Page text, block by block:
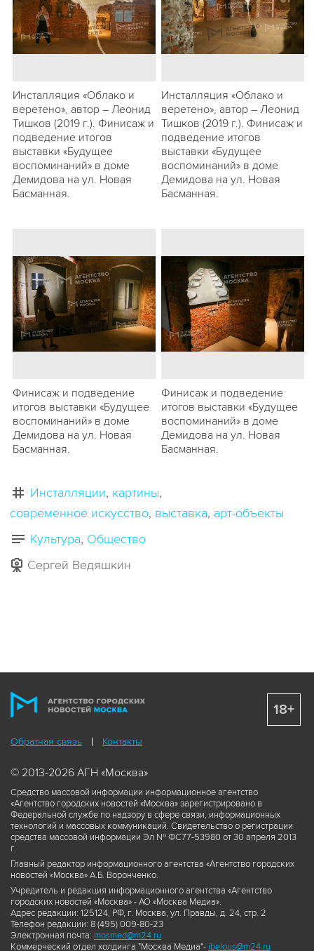
Инсталляция «Облако и
веретено», автор – Леонид
Тишков (2019 г.). Финисаж и
подведение итогов
выставки «Будущее
воспоминаний» в доме
Демидова на ул. Новая
Басманная.
Инсталляция «Облако и
веретено», автор – Леонид
Тишков (2019 г.). Финисаж и
подведение итогов
выставки «Будущее
воспоминаний» в доме
Демидова на ул. Новая
Басманная.
Финисаж и подведение
итогов выставки «Будущее
воспоминаний» в доме
Демидова на ул. Новая
Басманная.
Финисаж и подведение
итогов выставки «Будущее
воспоминаний» в доме
Демидова на ул. Новая
Басманная.
Инсталляции картины
современное искусство выставка арт-объекты
Культура Общество
Сергей Ведяшкин
Обратная связь Контакты
© 2013-2026 АГН «Москва»
Средство массовой информации информационное агентство
«Агентство городских новостей «Москва» зарегистрировано в
Федеральной службе по надзору в сфере связи, информационных
технологий и массовых коммуникаций. Свидетельство о регистрации
средства массовой информации Эл № ФС77-53980 от 30 апреля 2013
г.
Главный редактор информационного агентства «Агентство городских
новостей «Москва» А.Б. Воронченко.
Учредитель и редакция информационного агентства «Агентство
городских новостей «Москва» - АО «Москва Медиа».
Адрес редакции: 125124, РФ, г. Москва, ул. Правды, д. 24, стр. 2
Телефон редакции: 8 (495) 009-80-23
Электронная почта: mosmed@m24.ru
Коммерческий отдел холдинга "Москва Медиа"- ibelous@m24.ru
18+